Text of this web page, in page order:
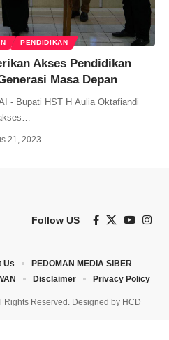
PENDIDIKAN
Akses Pendidikan
Masa Depan
- Bupati HST H Aulia Oktafiandi
21, 2023
Follow US
Reserved. Designed by HCD
Us
PEDOMAN MEDIA SIBER
Disclaimer Privacy Policy